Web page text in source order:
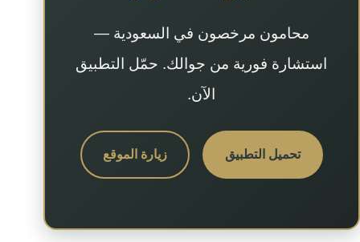
محامون مرخصون في السعودية —
استشارة فورية من جوالك. حمّل التطبيق
الآن.
تحميل التطبيق زيارة الموقع